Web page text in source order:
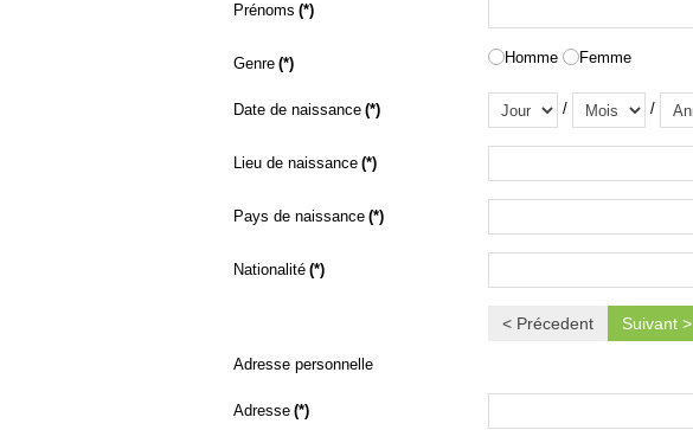
Prénoms (*)
Genre (*) Homme Femme
Date de naissance (*) / /
Lieu de naissance (*)
Pays de naissance (*)
Nationalité (*)
< Précedent Suivant >
Adresse personnelle
Adresse (*)